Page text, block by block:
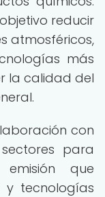
reducir
atmosféricos,
más
la calidad del
con
para
que
y tecnologías